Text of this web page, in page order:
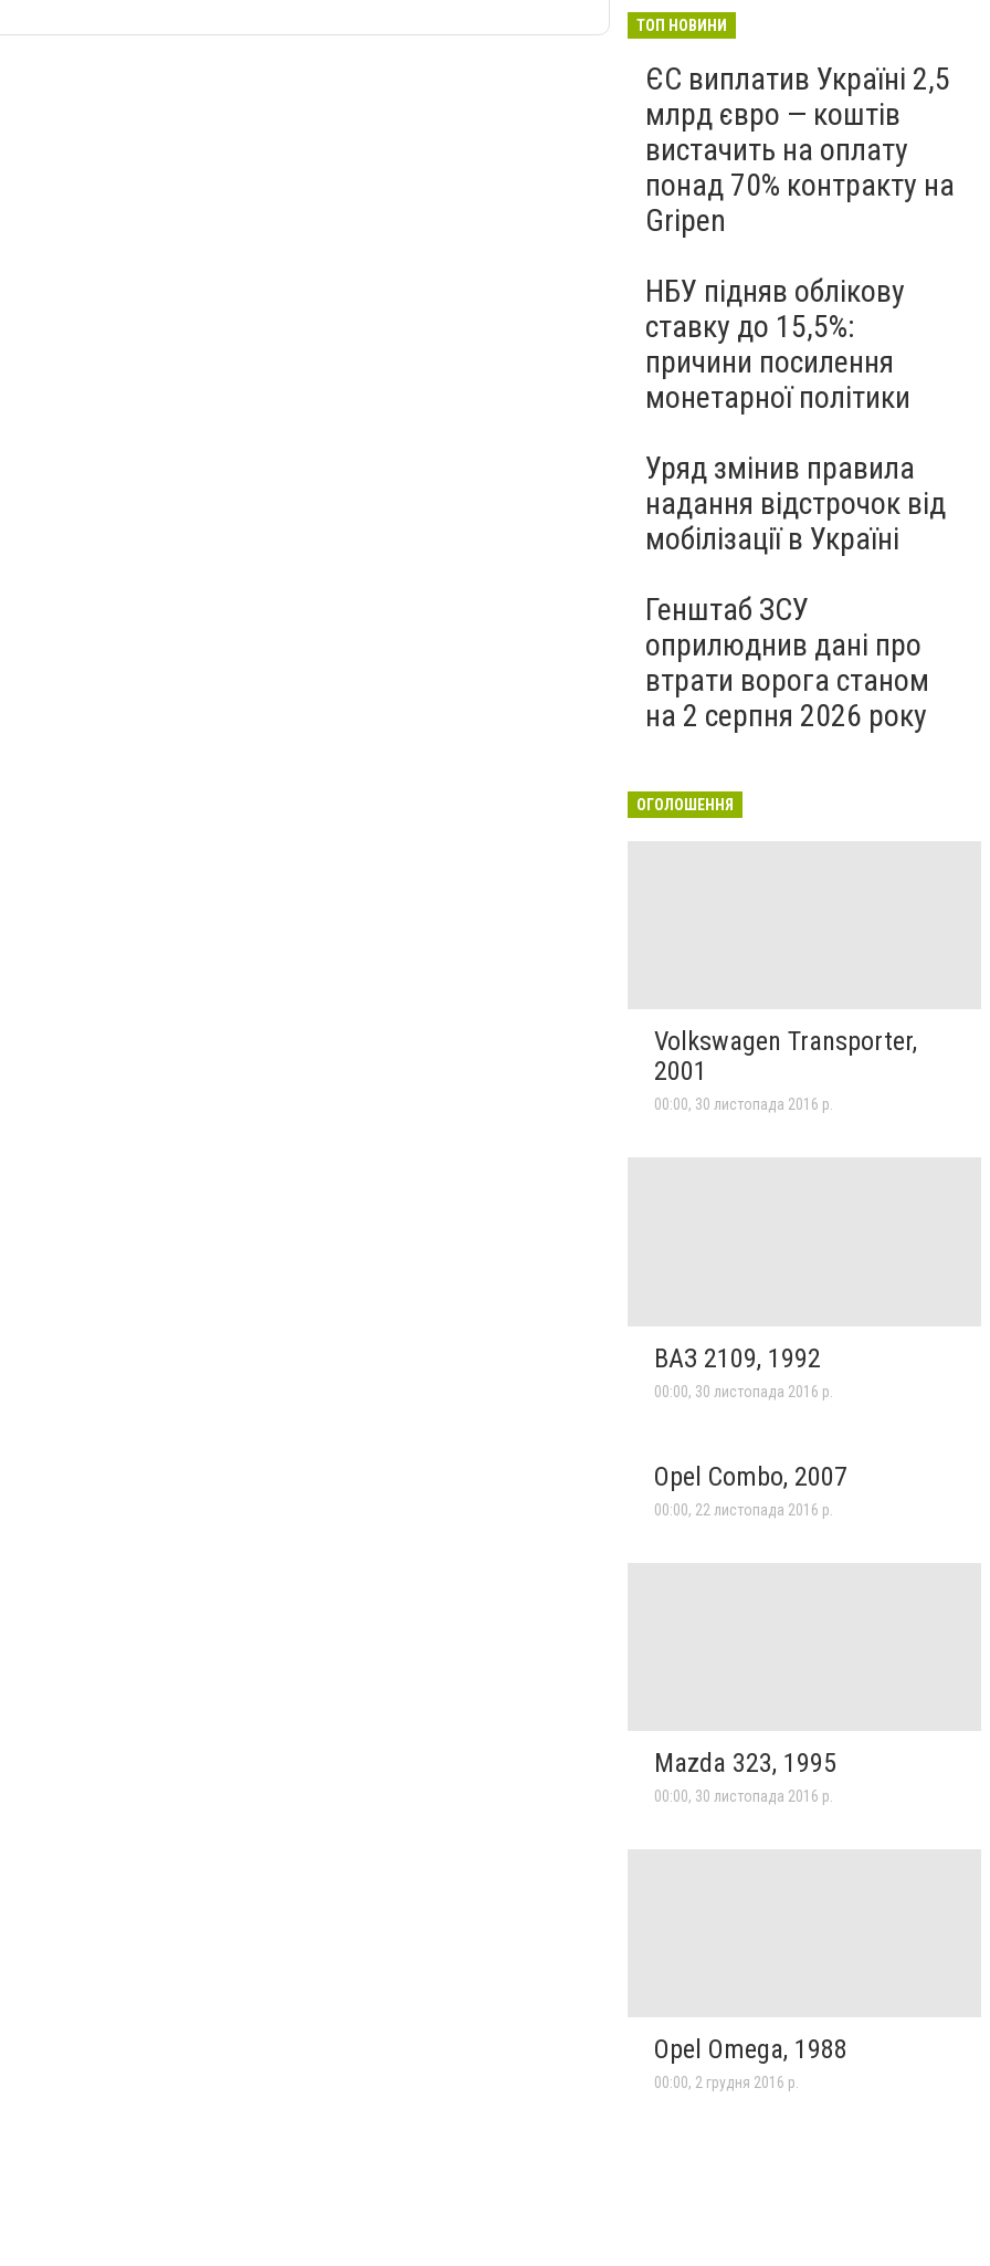
ТОП НОВИНИ
ЄС виплатив Україні 2,5
млрд євро — коштів
вистачить на оплату
понад 70% контракту на
Gripen
НБУ підняв облікову
ставку до 15,5%:
причини посилення
монетарної політики
Уряд змінив правила
надання відстрочок від
мобілізації в Україні
Генштаб ЗСУ
оприлюднив дані про
втрати ворога станом
на 2 серпня 2026 року
ОГОЛОШЕННЯ
Volkswagen Transporter,
2001
00:00, 30 листопада 2016 р.
ВАЗ 2109, 1992
00:00, 30 листопада 2016 р.
Opel Combo, 2007
00:00, 22 листопада 2016 р.
Mazda 323, 1995
00:00, 30 листопада 2016 р.
Opel Omega, 1988
00:00, 2 грудня 2016 р.